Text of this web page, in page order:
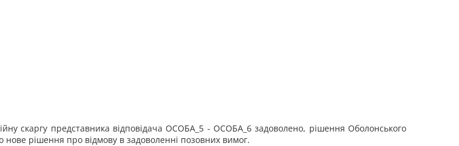
скаргу представника відповідача ОСОБА_5 - ОСОБА_6 задоволено, рішення Оболонського
нове рішення про відмову в задоволенні позовних вимог.